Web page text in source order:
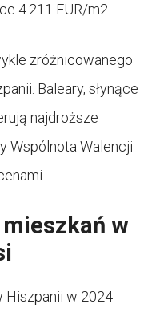
4.211 EUR/m2
zróżnicowanego
Baleary, słynące
najdroższe
Wspólnota Walencji
w
Hiszpanii w 2024